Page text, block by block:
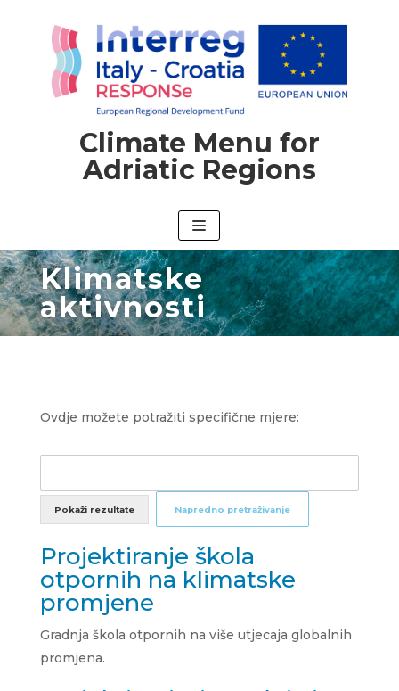
Climate Menu for
Adriatic Regions
Klimatske
aktivnosti
Ovdje možete potražiti specifične mjere:
Pokaži rezultate Napredno pretraživanje
Projektiranje škola
otpornih na klimatske
promjene
Gradnja škola otpornih na više utjecaja globalnih
promjena.